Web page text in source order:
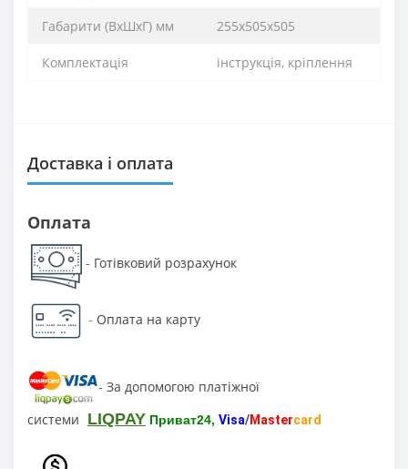
Габарити (ВхШхГ) мм 255х505х505
Комплектація інструкція, кріплення
Доставка і оплата
Оплата
- Готівковий розрахунок
- Оплата на карту
- За допомогою платіжної
системи LIQPAY Приват24, Visa/Mastercard